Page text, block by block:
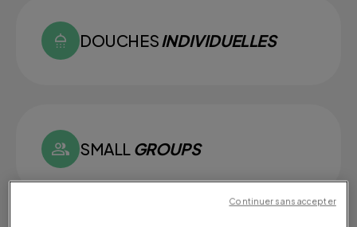
DOUCHESINDIVIDUELLES
SMALL GROUPS
Continuer sans accepter